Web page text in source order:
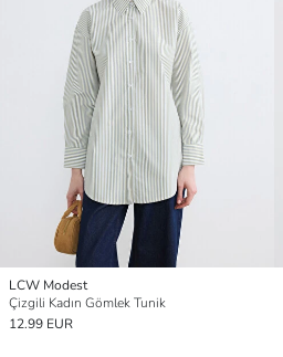
LCW Modest
Çizgili Kadın Gömlek Tunik
12.99 EUR